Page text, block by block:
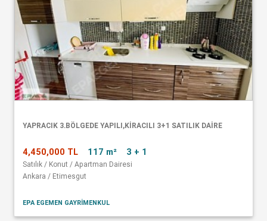
YAPRACIK 3.BÖLGEDE YAPILI,KİRACILI 3+1 SATILIK DAİRE
4,450,000 TL 117 m² 3 + 1
Satılık / Konut / Apartman Dairesi
Ankara / Etimesgut
EPA EGEMEN GAYRİMENKUL